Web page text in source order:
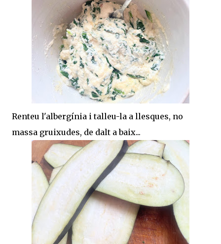
Renteu l'albergínia i talleu-la a llesques, no
massa gruixudes, de dalt a baix...